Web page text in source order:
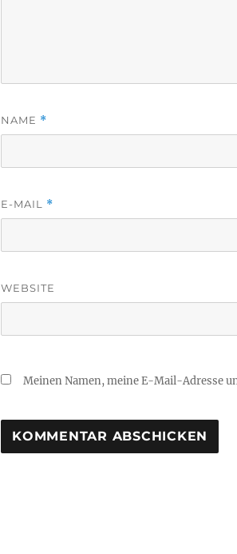
NAME *
E-MAIL *
WEBSITE
Meinen Namen, meine E-Mail-Adresse